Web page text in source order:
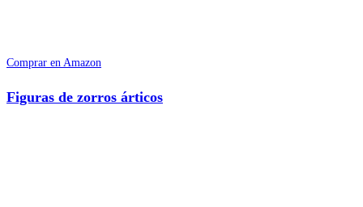
Comprar en Amazon
Figuras de zorros árticos